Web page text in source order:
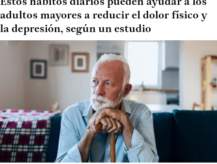
adultos mayores a reducir el dolor físico y
la depresión, según un estudio